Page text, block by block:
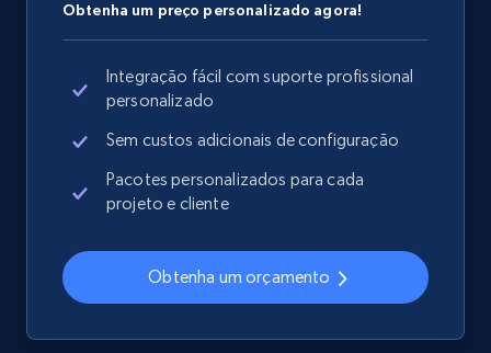
web using keywords
URL, Product id, Title, Product description,
Rating, Reviews count, Images, Variations, and
Obtenha um preço personalizado agora!
Integração fácil com suporte profissional
personalizado
Sem custos adicionais de configuração
Pacotes personalizados para cada
projeto e cliente
Obtenha um orçamento